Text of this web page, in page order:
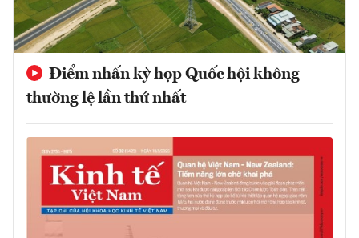
Điểm nhấn kỳ họp Quốc hội không
thường lệ lần thứ nhất